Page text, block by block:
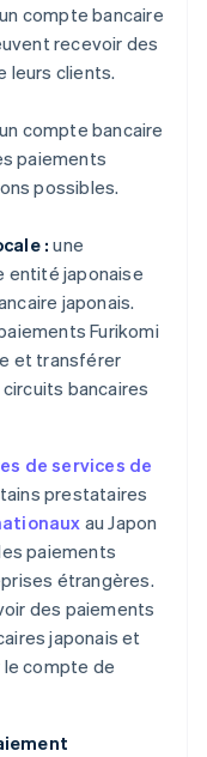
compte bancaire
recevoir des
leurs clients.
compte bancaire
paiements
possibles.
: une
entité japonaise
japonais.
Furikomi
et transférer
bancaires
de services de
prestataires
au Japon
paiements
étrangères.
des paiements
japonais et
compte de